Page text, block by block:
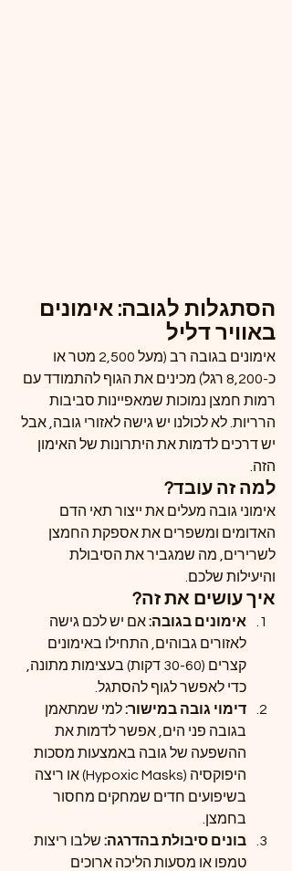
הסתגלות לגובה: אימונים
באוויר דליל
אימונים בגובה רב (מעל 2,500 מטר או
כ-8,200 רגל) מכינים את הגוף להתמודד עם
רמות חמצן נמוכות שמאפיינות סביבות
הרריות. לא לכולנו יש גישה לאזורי גובה, אבל
יש דרכים לדמות את היתרונות של האימון
הזה.
למה זה עובד?
אימוני גובה מעלים את ייצור תאי הדם
האדומים ומשפרים את אספקת החמצן
לשרירים, מה שמגביר את הסיבולת
והיעילות שלכם.
איך עושים את זה?
אימונים בגובה: אם יש לכם גישה
לאזורים גבוהים, התחילו באימונים
קצרים (30-60 דקות) בעצימות מתונה,
כדי לאפשר לגוף להסתגל.
דימוי גובה במישור: למי שמתאמן
בגובה פני הים, אפשר לדמות את
ההשפעה של גובה באמצעות מסכות
היפוקסיה (Hypoxic Masks) או ריצה
בשיפועים חדים שמחקים מחסור
בחמצן.
בונים סיבולת בהדרגה: שלבו ריצות
טמפו או מסעות הליכה ארוכים